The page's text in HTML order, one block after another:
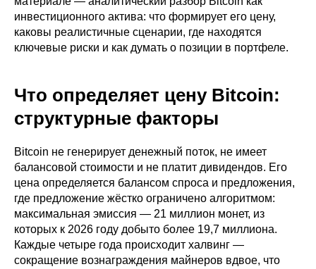
инвестиционного актива: что формирует его цену,
каковы реалистичные сценарии, где находятся
ключевые риски и как думать о позиции в портфеле.
Что определяет цену Bitcoin:
структурные факторы
Bitcoin не генерирует денежный поток, не имеет
балансовой стоимости и не платит дивидендов. Его
цена определяется балансом спроса и предложения,
где предложение жёстко ограничено алгоритмом:
максимальная эмиссия — 21 миллион монет, из
которых к 2026 году добыто более 19,7 миллиона.
Каждые четыре года происходит халвинг —
сокращение вознаграждения майнеров вдвое, что